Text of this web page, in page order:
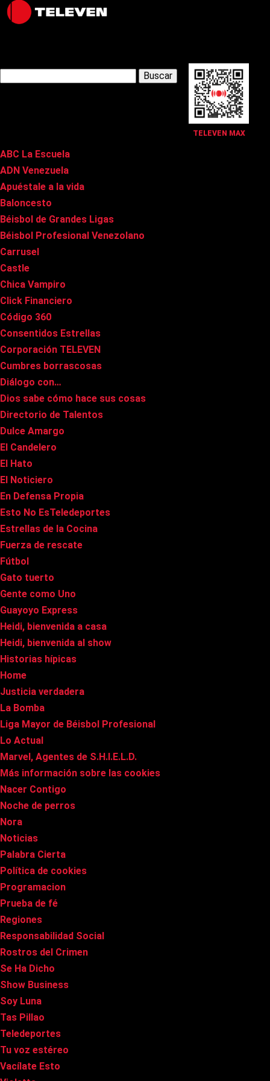
TELEVEN MAX
Latest Posts
ABC La Escuela
ADN Venezuela
Apuéstale a la vida
Baloncesto
Béisbol de Grandes Ligas
Béisbol Profesional Venezolano
Carrusel
Castle
Chica Vampiro
Click Financiero
Código 360
Consentidos Estrellas
Corporación TELEVEN
Cumbres borrascosas
Diálogo con…
Dios sabe cómo hace sus cosas
Directorio de Talentos
Dulce Amargo
El Candelero
El Hato
El Noticiero
En Defensa Propia
Esto No EsTeledeportes
Estrellas de la Cocina
Fuerza de rescate
Fútbol
Gato tuerto
Gente como Uno
Guayoyo Express
Heidi, bienvenida a casa
Heidi, bienvenida al show
Historias hípicas
Home
Justicia verdadera
La Bomba
Liga Mayor de Béisbol Profesional
Lo Actual
Marvel, Agentes de S.H.I.E.L.D.
Más información sobre las cookies
Nacer Contigo
Noche de perros
Nora
Noticias
Palabra Cierta
Política de cookies
Programacion
Prueba de fé
Regiones
Responsabilidad Social
Rostros del Crimen
Se Ha Dicho
Show Business
Soy Luna
Tas Pillao
Teledeportes
Tu voz estéreo
Vacílate Esto